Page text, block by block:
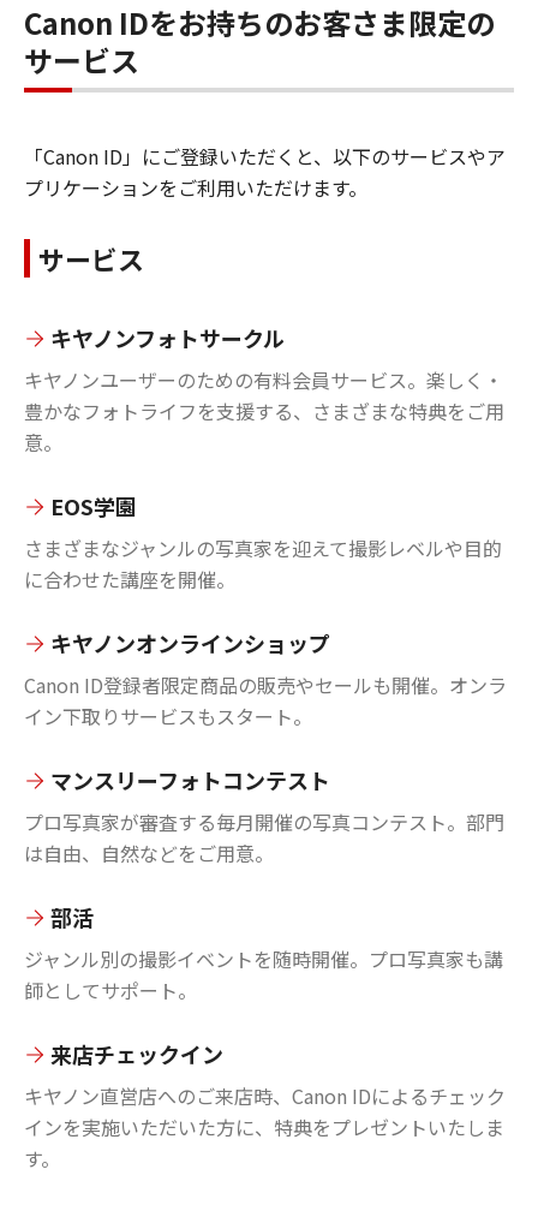
Canon IDをお持ちのお客さま限定の
サービス
「Canon ID」にご登録いただくと、以下のサービスやア
プリケーションをご利用いただけます。
サービス
キヤノンフォトサークル
キヤノンユーザーのための有料会員サービス。楽しく・
豊かなフォトライフを支援する、さまざまな特典をご用
意。
EOS学園
さまざまなジャンルの写真家を迎えて撮影レベルや目的
に合わせた講座を開催。
キヤノンオンラインショップ
Canon ID登録者限定商品の販売やセールも開催。オンラ
イン下取りサービスもスタート。
マンスリーフォトコンテスト
プロ写真家が審査する毎月開催の写真コンテスト。部門
は自由、自然などをご用意。
部活
ジャンル別の撮影イベントを随時開催。プロ写真家も講
師としてサポート。
来店チェックイン
キヤノン直営店へのご来店時、Canon IDによるチェック
インを実施いただいた方に、特典をプレゼントいたしま
す。